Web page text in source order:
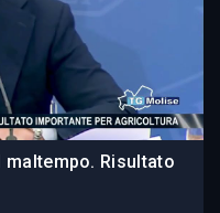
Risultato